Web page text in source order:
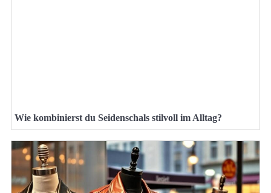
Wie kombinierst du Seidenschals stilvoll im Alltag?